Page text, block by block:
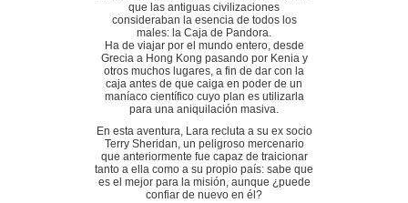
que las antiguas civilizaciones
consideraban la esencia de todos los
males: la Caja de Pandora.
Ha de viajar por el mundo entero, desde
Grecia a Hong Kong pasando por Kenia y
otros muchos lugares, a fin de dar con la
caja antes de que caiga en poder de un
maníaco científico cuyo plan es utilizarla
para una aniquilación masiva.
En esta aventura, Lara recluta a su ex socio
Terry Sheridan, un peligroso mercenario
que anteriormente fue capaz de traicionar
tanto a ella como a su propio país: sabe que
es el mejor para la misión, aunque ¿puede
confiar de nuevo en él?